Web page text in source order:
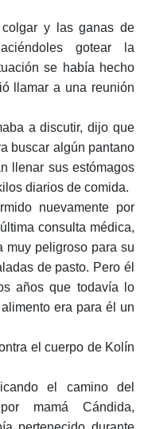
colgar y las ganas de
gotear la
se había hecho
llamar a una reunión
a discutir, dijo que
buscar algún pantano
llenar sus estómagos
diarios de comida.
nuevamente por
consulta médica,
muy peligroso para su
de pasto. Pero él
años que todavía lo
era para él un
el cuerpo de Kolín
el camino del
mamá Cándida,